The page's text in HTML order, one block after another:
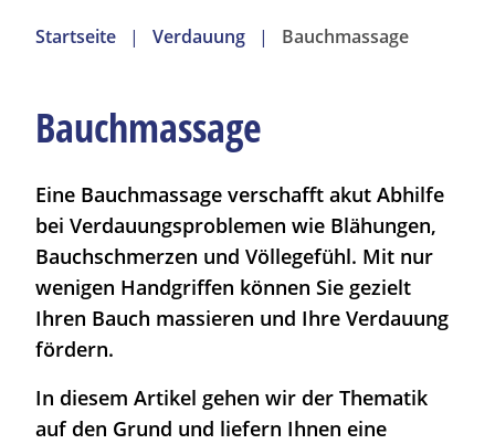
Startseite Verdauung Bauchmassage
Bauchmassage
Eine Bauchmassage verschafft akut Abhilfe
bei Verdauungsproblemen wie Blähungen,
Bauchschmerzen und Völlegefühl. Mit nur
wenigen Handgriffen können Sie gezielt
Ihren Bauch massieren und Ihre Verdauung
fördern.
In diesem Artikel gehen wir der Thematik
auf den Grund und liefern Ihnen eine